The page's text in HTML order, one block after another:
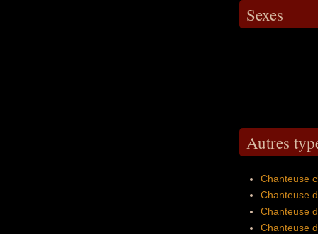
Sexes
Autres
Chanteuse
Chanteuse
Chanteuse
Chanteuse